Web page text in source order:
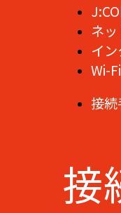
ネッ
イ
Wi-Fi
接
接